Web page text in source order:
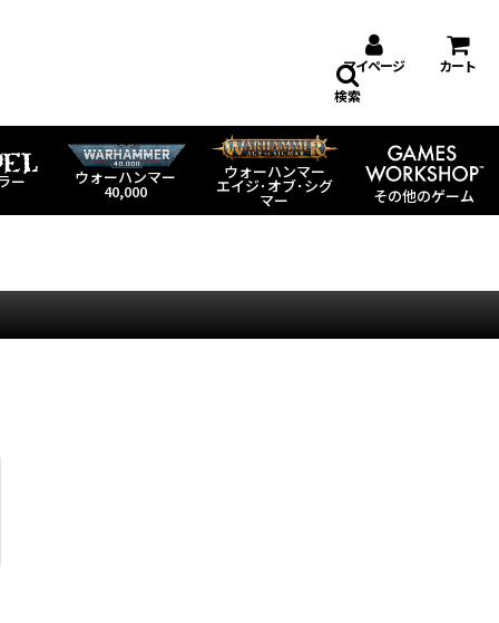
マイページ カート
ー ウォーハンマー
40,000
ウォーハンマー
エイジ･オブ･シグ
マー その他のゲーム
検索